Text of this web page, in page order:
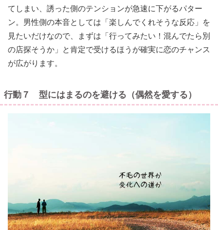
てしまい、誘った側のテンションが急速に下がるパター
ン。男性側の本音としては「楽しんでくれそうな反応」を
見たいだけなので、まずは「行ってみたい！混んでたら別
の店探そうか」と肯定で受けるほうが確実に恋のチャンス
が広がります。
行動７ 型にはまるのを避ける（偶然を愛する）